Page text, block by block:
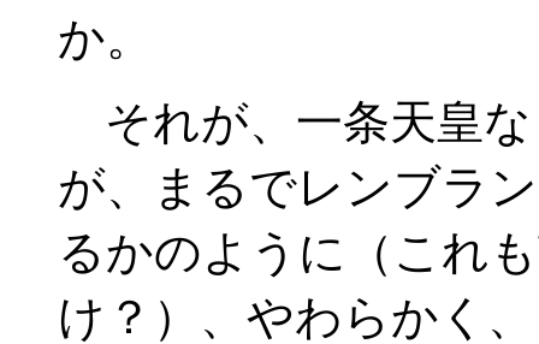
か。
それが、一条天皇
が、まるでレンブラ
るかのように（これ
け？）、やわらかく